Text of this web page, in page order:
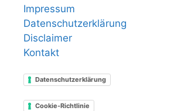
Impressum
Datenschutzerklärung
Disclaimer
Kontakt
Datenschutzerklärung
Cookie-Richtlinie